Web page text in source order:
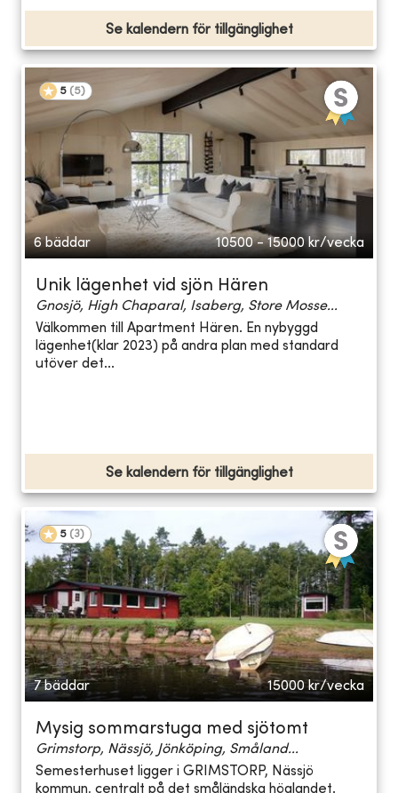
Se kalendern för tillgänglighet
5 (5)
6 bäddar 10500 - 15000 kr/vecka
Unik lägenhet vid sjön Hären
Gnosjö, High Chaparal, Isaberg, Store Mosse...
Välkommen till Apartment Hären. En nybyggd
lägenhet(klar 2023) på andra plan med standard
utöver det...
Se kalendern för tillgänglighet
5 (3)
7 bäddar 15000 kr/vecka
Mysig sommarstuga med sjötomt
Grimstorp, Nässjö, Jönköping, Småland...
Semesterhuset ligger i GRIMSTORP, Nässjö
kommun, centralt på det småländska höglandet.